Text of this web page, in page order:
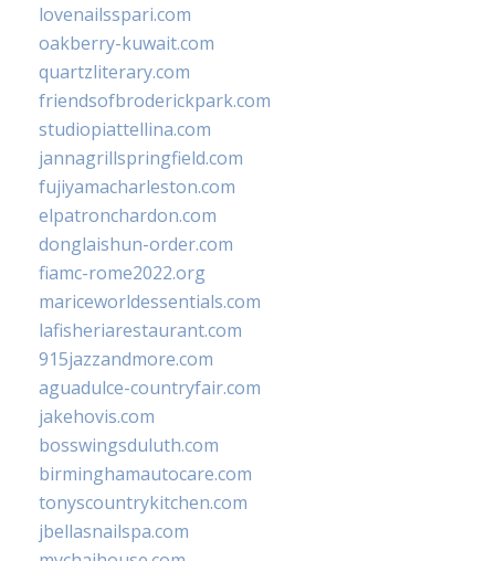
lovenailsspari.com
oakberry-kuwait.com
quartzliterary.com
friendsofbroderickpark.com
studiopiattellina.com
jannagrillspringfield.com
fujiyamacharleston.com
elpatronchardon.com
donglaishun-order.com
fiamc-rome2022.org
mariceworldessentials.com
lafisheriarestaurant.com
915jazzandmore.com
aguadulce-countryfair.com
jakehovis.com
bosswingsduluth.com
birminghamautocare.com
tonyscountrykitchen.com
jbellasnailspa.com